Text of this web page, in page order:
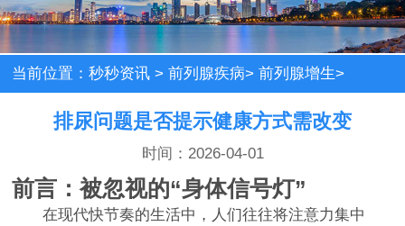
当前位置：秒秒资讯 >前列腺疾病>前列腺增生>
排尿问题是否提示健康方式需改变
时间：2026-04-01
前言：被忽视的“身体信号灯”
在现代快节奏的生活中，人们往往将注意力集中